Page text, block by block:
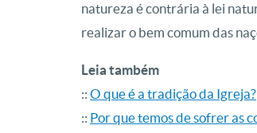
natureza é contrária à lei
realizar o bem comum das
Leia também
:: O que é a tradição da Igreja?
:: Por que temos de sofrer as